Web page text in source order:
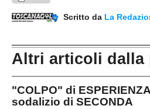
Scritto da La
Altri articoli dalla
"COLPO" di
sodalizio di SECONDA